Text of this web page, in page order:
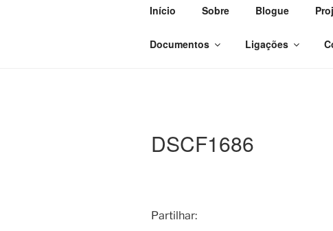
Início Sobre Blogue
Documentos Ligações
DSCF1686
Partilhar: